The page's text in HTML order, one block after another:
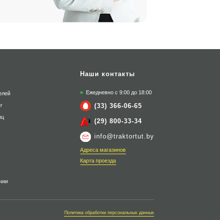
Наши контакты
Ежедневно с 9:00 до 18:00
(33) 366-06-65
(29) 800-33-34
info@traktortut.by
Адреса магазинов
Карта проезда
Политика обработки персональных данных